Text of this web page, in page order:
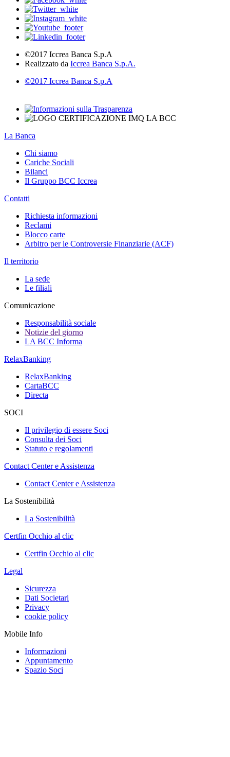
©2017 Iccrea Banca S.p.A
Realizzato da Iccrea Banca S.p.A.
©2017 Iccrea Banca S.p.A
La Banca
Chi siamo
Cariche Sociali
Bilanci
Il Gruppo BCC Iccrea
Contatti
Richiesta informazioni
Reclami
Blocco carte
Arbitro per le Controversie Finanziarie (ACF)
Il territorio
La sede
Le filiali
Comunicazione
Responsabilità sociale
Notizie del giorno
LA BCC Informa
RelaxBanking
RelaxBanking
CartaBCC
Directa
SOCI
Il privilegio di essere Soci
Consulta dei Soci
Statuto e regolamenti
Contact Center e Assistenza
Contact Center e Assistenza
La Sostenibilità
La Sostenibilità
Certfin Occhio al clic
Certfin Occhio al clic
Legal
Sicurezza
Dati Societari
Privacy
cookie policy
Mobile Info
Informazioni
Appuntamento
Spazio Soci